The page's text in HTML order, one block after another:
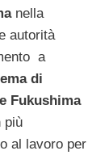
nella
autorità
a
di
Fukushima
più
al lavoro per